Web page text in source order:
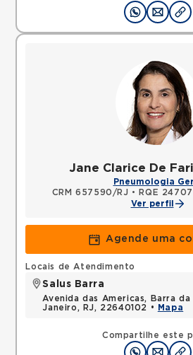
Jane Clarice De
Pneumologia
CRM 657590/RJ •
RQE
Ver perfil
Agende uma
Compartilhe este
Locais de Atendimento
Salus Barra
Avenida das Americas, Barra
Janeiro, RJ, 22640102 •
Mapa